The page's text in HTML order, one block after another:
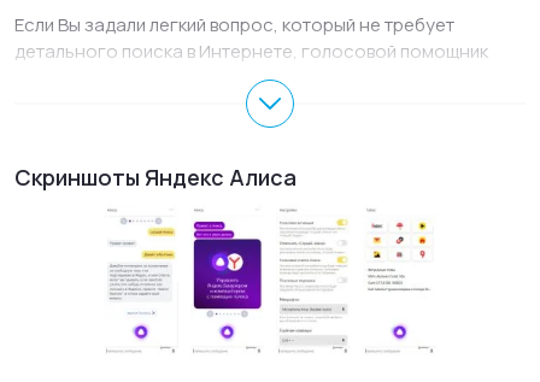
Если Вы задали легкий вопрос, который не требует
детального поиска в Интернете, голосовой помощник
Алиса самостоятельно проговорит ответ или выведет его
в интерфейсе приложения. Помимо поиска ответов в
Интернете, голосовой помощник Алиса может запустить
отыскать нужную папку, а так же может завершить работу
компьютера. Если Вам станет скучно, то достаточно
произнести «Алиса, давай поболтаем» и она поддержит
разговор. Алиса любит, когда с ней шутят и сама может
рассказывать анекдоты. Пока Яндекс Алиса для Windows
11, 10, 7 знает не много шуток, но они достаточно
остроумные. Чтобы вывести программу из фонового
Скриншоты Яндекс Алиса